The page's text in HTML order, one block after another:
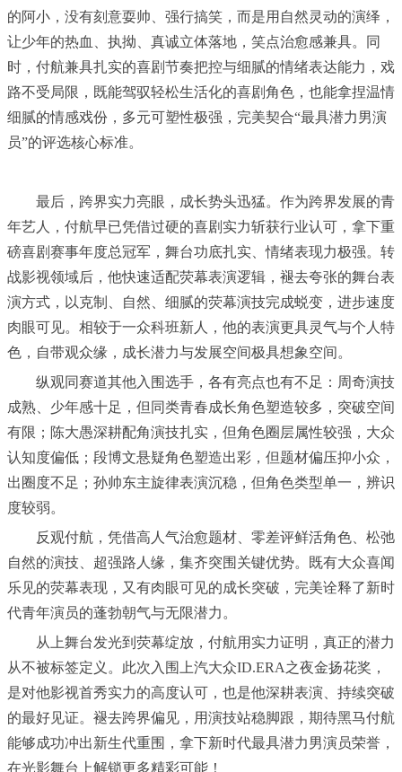
的阿小，没有刻意耍帅、强行搞笑，而是用自然灵动的演绎，
让少年的热血、执拗、真诚立体落地，笑点治愈感兼具。同
时，付航兼具扎实的喜剧节奏把控与细腻的情绪表达能力，戏
路不受局限，既能驾驭轻松生活化的喜剧角色，也能拿捏温情
细腻的情感戏份，多元可塑性极强，完美契合“最具潜力男演
员”的评选核心标准。
最后，跨界实力亮眼，成长势头迅猛。作为跨界发展的青
年艺人，付航早已凭借过硬的喜剧实力斩获行业认可，拿下重
磅喜剧赛事年度总冠军，舞台功底扎实、情绪表现力极强。转
战影视领域后，他快速适配荧幕表演逻辑，褪去夸张的舞台表
演方式，以克制、自然、细腻的荧幕演技完成蜕变，进步速度
肉眼可见。相较于一众科班新人，他的表演更具灵气与个人特
色，自带观众缘，成长潜力与发展空间极具想象空间。
纵观同赛道其他入围选手，各有亮点也有不足：周奇演技
成熟、少年感十足，但同类青春成长角色塑造较多，突破空间
有限；陈大愚深耕配角演技扎实，但角色圈层属性较强，大众
认知度偏低；段博文悬疑角色塑造出彩，但题材偏压抑小众，
出圈度不足；孙帅东主旋律表演沉稳，但角色类型单一，辨识
度较弱。
反观付航，凭借高人气治愈题材、零差评鲜活角色、松弛
自然的演技、超强路人缘，集齐突围关键优势。既有大众喜闻
乐见的荧幕表现，又有肉眼可见的成长突破，完美诠释了新时
代青年演员的蓬勃朝气与无限潜力。
从上舞台发光到荧幕绽放，付航用实力证明，真正的潜力
从不被标签定义。此次入围上汽大众ID.ERA之夜金扬花奖，
是对他影视首秀实力的高度认可，也是他深耕表演、持续突破
的最好见证。褪去跨界偏见，用演技站稳脚跟，期待黑马付航
能够成功冲出新生代重围，拿下新时代最具潜力男演员荣誉，
在光影舞台上解锁更多精彩可能！